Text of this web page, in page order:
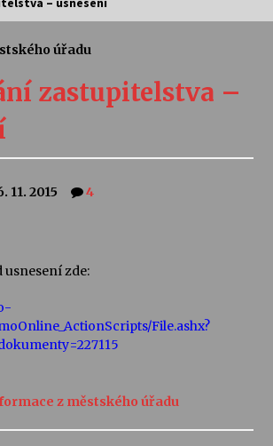
Ensemble
Vernisáž výstavy Josefíny Duškové: Stávám se
muzikanti
na integrační festival Quijotova
28. 7. 2026
koncerty ve Stromovce: Kolchoz a
ploty
úřadu
zastupitelstva –
11. 2015 4
usnesení zde:
File.ashx?
z městského úřadu